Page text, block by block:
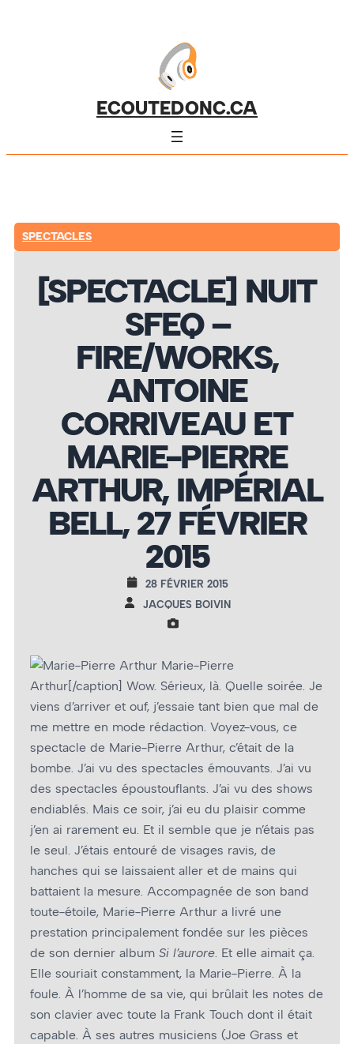
ECOUTEDONC.CA
SPECTACLES
[SPECTACLE] NUIT
SFEQ –
FIRE/WORKS,
ANTOINE
CORRIVEAU ET
MARIE-PIERRE
ARTHUR, IMPÉRIAL
BELL, 27 FÉVRIER
2015
28 FÉVRIER 2015
JACQUES BOIVIN
Marie-Pierre
Arthur[/caption] Wow. Sérieux, là. Quelle soirée. Je
viens d’arriver et ouf, j’essaie tant bien que mal de
me mettre en mode rédaction. Voyez-vous, ce
spectacle de Marie-Pierre Arthur, c’était de la
bombe. J’ai vu des spectacles émouvants. J’ai vu
des spectacles époustouflants. J’ai vu des shows
endiablés. Mais ce soir, j’ai eu du plaisir comme
j’en ai rarement eu. Et il semble que je n’étais pas
le seul. J’étais entouré de visages ravis, de
hanches qui se laissaient aller et de mains qui
battaient la mesure. Accompagnée de son band
toute-étoile, Marie-Pierre Arthur a livré une
prestation principalement fondée sur les pièces
de son dernier album Si l’aurore. Et elle aimait ça.
Elle souriait constamment, la Marie-Pierre. À la
foule. À l’homme de sa vie, qui brûlait les notes de
son clavier avec toute la Frank Touch dont il était
capable. À ses autres musiciens (Joe Grass et